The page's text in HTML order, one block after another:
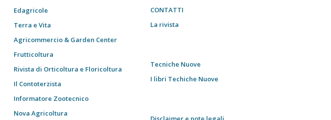
Edagricole
Terra e Vita
Agricommercio & Garden Center
Frutticoltura
Rivista di Orticoltura e Floricoltura
Il Contoterzista
Informatore Zootecnico
Nova Agricoltura
CONTATTI
La rivista
Tecniche Nuove
I libri Techiche Nuove